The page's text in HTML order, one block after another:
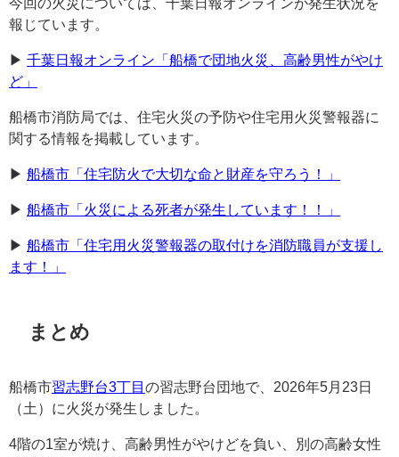
報じています。
▶︎ 千葉日報オンライン「船橋で団地火災、高齢男性がやけ
ど」
船橋市消防局では、住宅火災の予防や住宅用火災警報器に
関する情報を掲載しています。
▶︎ 船橋市「住宅防火で大切な命と財産を守ろう！」
▶︎ 船橋市「火災による死者が発生しています！！」
▶︎ 船橋市「住宅用火災警報器の取付けを消防職員が支援し
ます！」
まとめ
船橋市習志野台3丁目 の習志野台団地で、2026年5月23日
（土）に火災が発生しました。
4階の1室が焼け、高齢男性がやけどを負い、別の高齢女性